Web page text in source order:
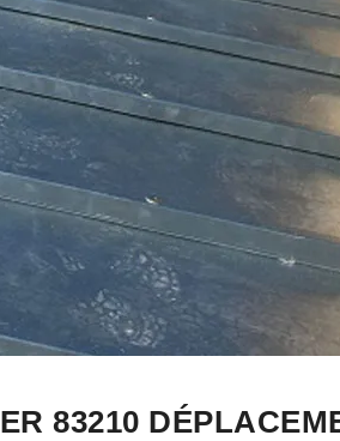
83210